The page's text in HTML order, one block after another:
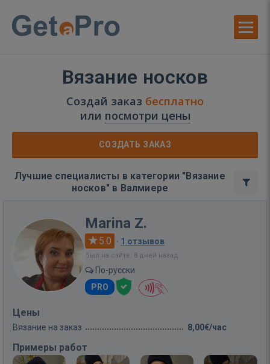
Вязание носков
Создай заказ бесплатно
или посмотри цены
СОЗДАТЬ ЗАКАЗ
Лучшие специалисты в категории "Вязание
носков" в Валмиере
Marina Z.
5.0 · 1 отзывов
Был на сайте: 8 дней назад
По-русски
PRO
Цены
Вязание на заказ 8,00€/час
Примеры работ